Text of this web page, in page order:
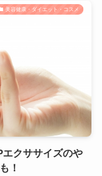
美容健康・ダイエット・コスメ
クササイズのや
！